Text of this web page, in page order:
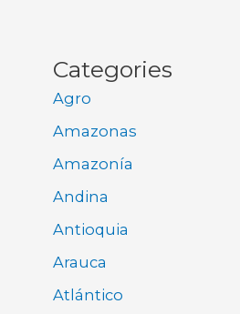
Categories
Agro
Amazonas
Amazonía
Andina
Antioquia
Arauca
Atlántico